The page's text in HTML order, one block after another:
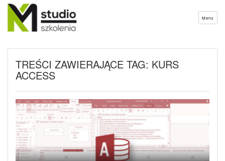
Menu
TREŚCI ZAWIERAJĄCE TAG: KURS
ACCESS